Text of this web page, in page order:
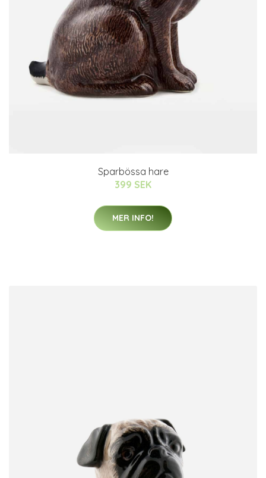
Sparbössa hare
399 SEK
MER INFO!